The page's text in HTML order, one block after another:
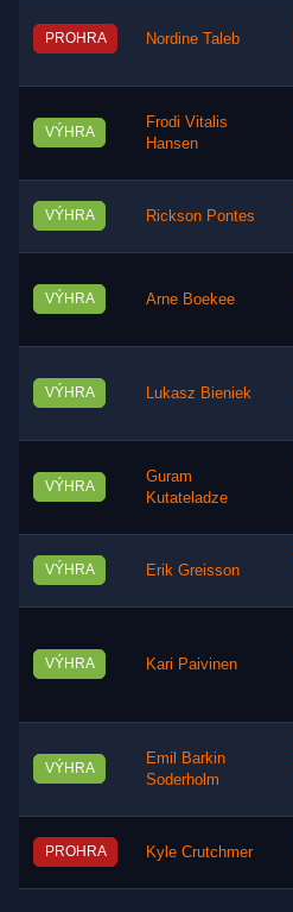
PROHRA Nordine Taleb
VÝHRA
Frodi Vitalis
Hansen
VÝHRA Rickson Pontes
VÝHRA Arne Boekee
VÝHRA Lukasz Bieniek
VÝHRA
Guram
Kutateladze
VÝHRA Erik Greisson
VÝHRA Kari Paivinen
VÝHRA
Emil Barkin
Soderholm
PROHRA Kyle Crutchmer